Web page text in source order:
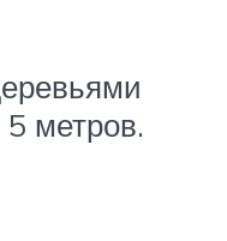
метров.